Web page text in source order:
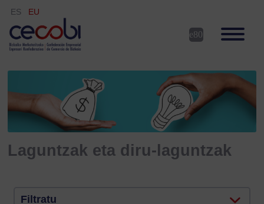
ES EU
Laguntzak eta diru-laguntzak
Filtratu